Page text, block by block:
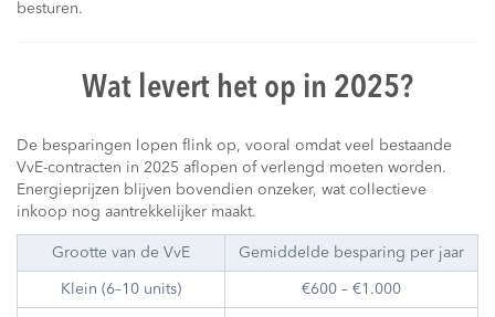
besturen.
Wat levert het op in 2025?
De besparingen lopen flink op, vooral omdat veel bestaande
VvE-contracten in 2025 aflopen of verlengd moeten worden.
Energieprijzen blijven bovendien onzeker, wat collectieve
inkoop nog aantrekkelijker maakt.
Grootte van de VvE Gemiddelde besparing per jaar
Klein (6–10 units) €600 – €1.000